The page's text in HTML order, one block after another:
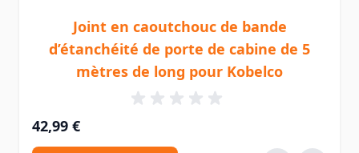
Joint en caoutchouc de bande
d’étanchéité de porte de cabine de 5
mètres de long pour Kobelco
42,99 €